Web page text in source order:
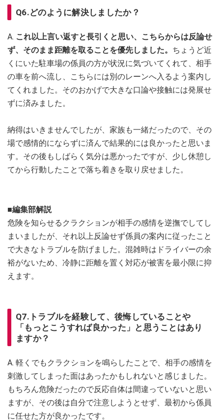
Q6.どのように解決しましたか？
A. これ以上言い返すと長引くと思い、こちらからは反論せ
ず、そのまま距離を取ることを優先しました。 ちょうど近
くにいた駐車場の係員の方が状況に気づいてくれて、相手
の車を前へ流し、こちらには別のレーンへ入るよう案内し
てくれました。そのおかげで大きな口論や接触には発展せ
ずに済みました。
納得はいきませんでしたが、家族も一緒だったので、その
場で感情的にならずに済んで結果的には良かったと思いま
す。その後もしばらく気分は悪かったですが、少し休憩し
てから行動したことで落ち着きを取り戻せました。
■編集部解説
危険を知らせるクラクションが相手の感情を逆撫でしてし
まいましたが、それ以上反論せず係員の案内に従ったこと
で大きなトラブルを防げました。混雑時はドライバーの余
裕がないため、冷静に距離を置く対応が被害を最小限に抑
えます。
Q7.トラブルを経験して、後悔していることや
「もっとこうすれば良かった」と思うことはあり
ますか？
A. 軽くでもクラクションを鳴らしたことで、相手の感情を
刺激してしまった面はあったかもしれないと感じました。
もちろん危険だったので反応自体は間違っていないと思い
ますが、その後は自分で注意しようとせず、最初から係員
に任せた方が良かったです。